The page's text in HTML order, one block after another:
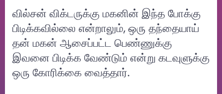
வில்சன் விக்டருக்கு மகனின் இந்த போக்கு
பிடிக்கவில்லை என்றாலும், ஒரு தந்தையாய்
தன் மகன் ஆசைப்பட்ட பெண்ணுக்கு
இவனை பிடிக்க வேண்டும் என்று கடவுளுக்கு
ஒரு கோரிக்கை வைத்தார்.